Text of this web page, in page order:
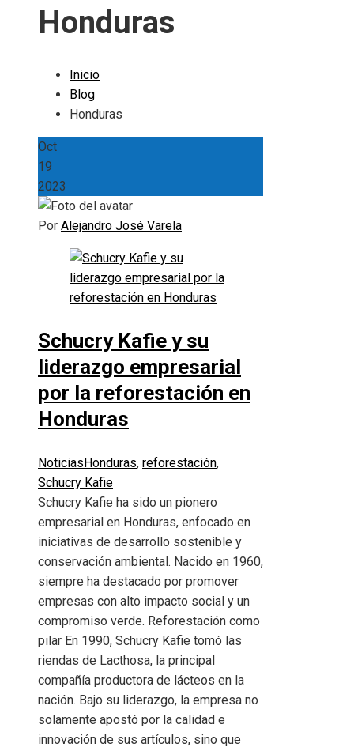
Honduras
Inicio
Blog
Honduras
Oct
19
2023
Por Alejandro José Varela
Schucry Kafie y su
liderazgo empresarial
por la reforestación en
Honduras
NoticiasHonduras, reforestación,
Schucry Kafie
Schucry Kafie ha sido un pionero
empresarial en Honduras, enfocado en
iniciativas de desarrollo sostenible y
conservación ambiental. Nacido en 1960,
siempre ha destacado por promover
empresas con alto impacto social y un
compromiso verde. Reforestación como
pilar En 1990, Schucry Kafie tomó las
riendas de Lacthosa, la principal
compañía productora de lácteos en la
nación. Bajo su liderazgo, la empresa no
solamente apostó por la calidad e
innovación de sus artículos, sino que